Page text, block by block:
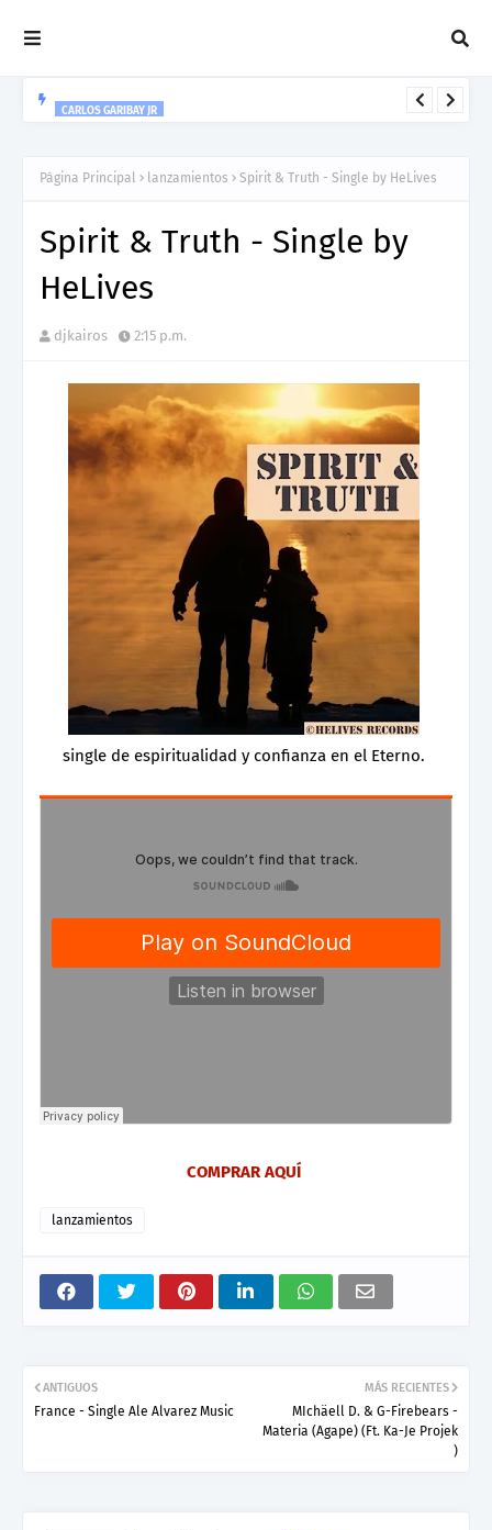
CARLOS GARIBAY JR
Página Principal lanzamientos Spirit & Truth - Single by HeLives
Spirit & Truth - Single by
HeLives
djkairos 2:15 p.m.
single de espiritualidad y confianza en el Eterno.
COMPRAR AQUÍ
lanzamientos
MÁS RECIENTES
MIchäell D. & G-Firebears -
Materia (Agape) (Ft. Ka-Je Projek
)
ANTIGUOS
France - Single Ale Alvarez Music